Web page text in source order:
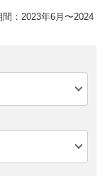
：2023年6月〜2024